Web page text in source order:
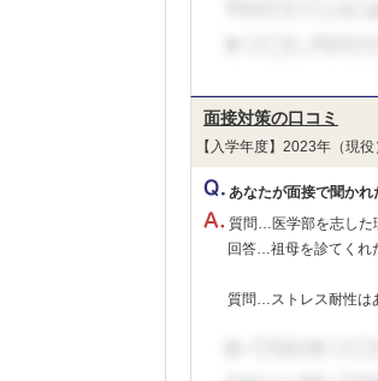
面接対策の口コミ
【入学年度】2023年（現
あなたが面接で聞かれ
質問…医学部を志した
回答…祖母を診てくれ
質問…ストレス耐性は